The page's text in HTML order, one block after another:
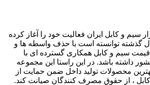
سیم و کابل ایران فعالیت خود را آغاز کرده
در طول 10 سال گذشته توانسته است با حذف واسطه ها و
قیمت سیم و کابل همکاری گسترده ای با
داشته باشد. در این راستا این مجموعه
بهترین محصولات تولید داخل ضمن حمایت از
کابل ، از حقوق مصرف کنندگان صیانت کند.